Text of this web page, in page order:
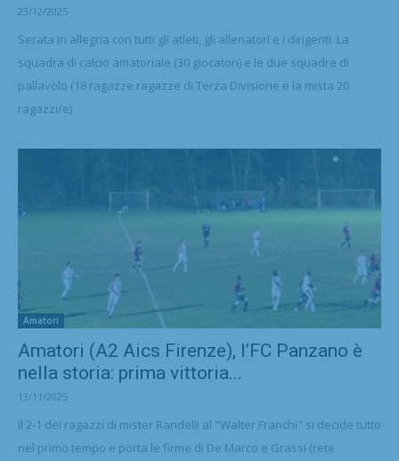
23/12/2025
Serata in allegria con tutti gli atleti, gli allenatori e i dirigenti. La
squadra di calcio amatoriale (30 giocatori) e le due squadre di
pallavolo (18 ragazze ragazze di Terza Divisione e la mista 20
ragazzi/e)
Amatori
Amatori (A2 Aics Firenze), l’FC Panzano è
nella storia: prima vittoria...
13/11/2025
Il 2-1 dei ragazzi di mister Randelli al "Walter Franchi" si decide tutto
nel primo tempo e porta le firme di De Marco e Grassi (rete